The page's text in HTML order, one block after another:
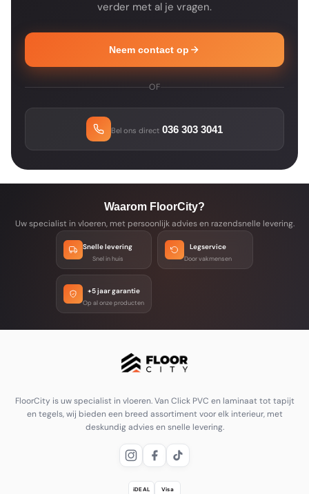
verder met al je vragen.
Neem contact op
OF
Bel ons direct 036 303 3041
Waarom FloorCity?
Uw specialist in vloeren, met persoonlijk advies en razendsnelle levering.
Snelle levering
Snel in huis
Legservice
Door vakmensen
+5 jaar garantie
Op al onze producten
FloorCity is uw specialist in vloeren. Van Click PVC en laminaat tot tapijt
en tegels, wij bieden een breed assortiment voor elk interieur, met
deskundig advies en snelle levering.
iDEAL Visa